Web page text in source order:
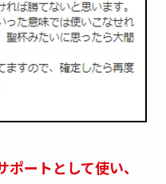
ートとして使い、